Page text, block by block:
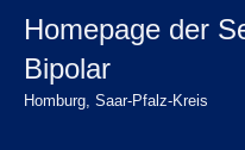
springen
Zum
springen
Homepage der
Bipolar
Homburg, Saar-Pfalz-Kreis